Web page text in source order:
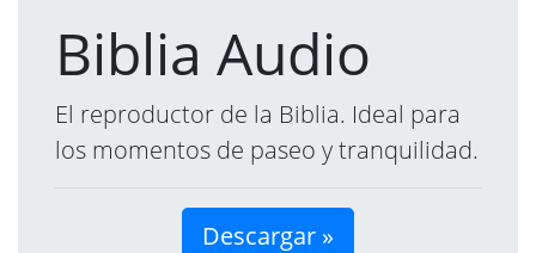
Biblia Audio
El reproductor de la Biblia. Ideal para
los momentos de paseo y tranquilidad.
Descargar »